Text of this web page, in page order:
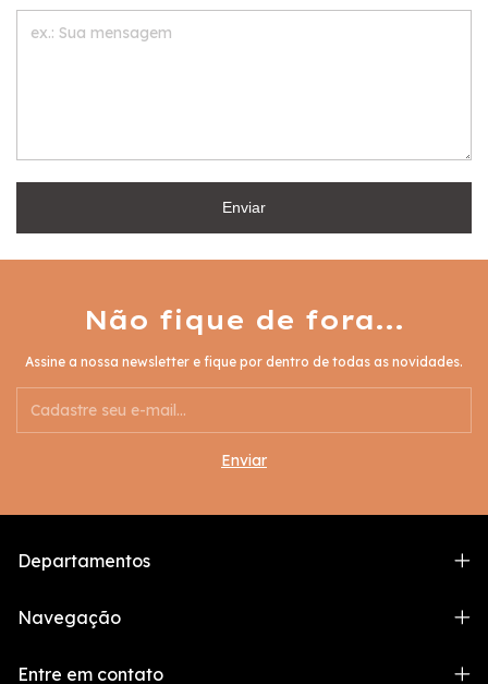
Enviar
Não fique de fora...
Assine a nossa newsletter e fique por dentro de todas as novidades.
Departamentos
Navegação
Entre em contato